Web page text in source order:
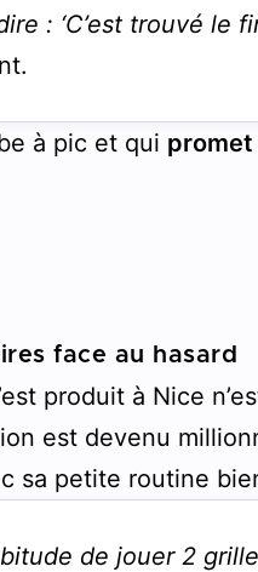
: ‘C’est trouvé le
à pic et qui
face au hasard
produit à Nice
est devenu
sa petite routine
de jouer 2